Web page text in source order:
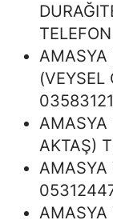
AMASYA
(VEYSEL
AMASYA
AKTAŞ)
AMASYA
AMASYA